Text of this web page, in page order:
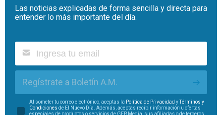
Las noticias explicadas de forma sencilla y directa para
entender lo más importante del día.
Regístrate a Boletín A.M.
Al someter tu correo electrónico, aceptas la Política de Privacidad y
Términos y
Condiciones de El Nuevo Día. Además, aceptas recibir información u ofertas